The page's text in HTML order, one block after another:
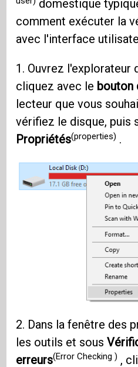
domestique
comment exécuter la
avec l'interface
1. Ouvrez l'explorateur
cliquez avec le bouton
lecteur que vous
vérifiez le disque, puis
Propriétés(properties) .
2. Dans la fenêtre des
les outils et sous
erreurs(Error Checking ) ,